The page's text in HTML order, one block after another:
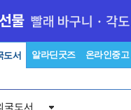
도서 알라딘굿즈 온라인중고
국도서